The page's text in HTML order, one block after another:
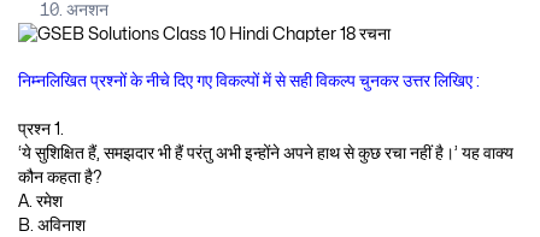
अनशन
निम्नलिखित प्रश्नों के नीचे दिए गए विकल्पों में से सही विकल्प चुनकर उत्तर लिखिए :
प्रश्न 1.
‘ये सुशिक्षित हैं, समझदार भी हैं परंतु अभी इन्होंने अपने हाथ से कुछ रचा नहीं है।’ यह वाक्य
कौन कहता है?
A. रमेश
B. अविनाश